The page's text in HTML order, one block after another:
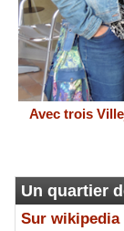
Avec trois
Un quartier
Sur wikipedia